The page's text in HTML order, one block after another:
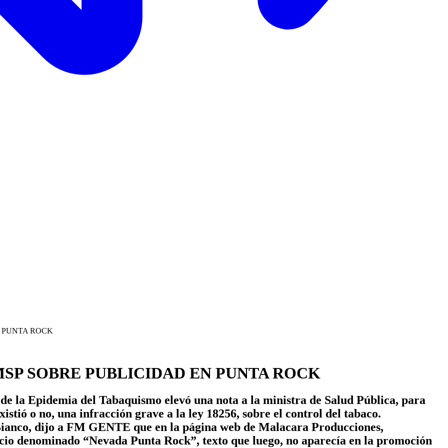
SOBRE PUBLICIDAD EN PUNTA ROCK
la Epidemia del Tabaquismo elevó una nota a la ministra de Salud Pública, para
o no, una infracción grave a la ley 18256, sobre el control del tabaco.
dijo a FM GENTE que en la página web de Malacara Producciones,
denominado “Nevada Punta Rock”, texto que luego, no aparecía en la promoción